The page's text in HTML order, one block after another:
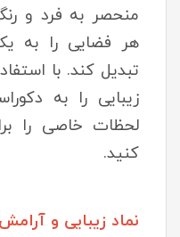
منحصر به فرد و
هر فضایی را به
تبدیل کند. با
زیبایی را به
لحظات خاصی را
کنید.
نماد زیبایی و آرامش